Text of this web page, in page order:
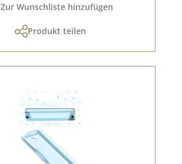
Zur Wunschliste hinzufügen
Produkt teilen